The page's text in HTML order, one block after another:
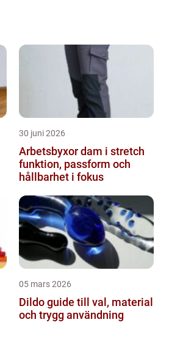
30 juni 2026
Arbetsbyxor dam i stretch
funktion, passform och
hållbarhet i fokus
05 mars 2026
Dildo guide till val, material
och trygg användning